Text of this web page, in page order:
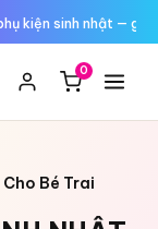
kiện sinh nhật —
0
Bé Trai